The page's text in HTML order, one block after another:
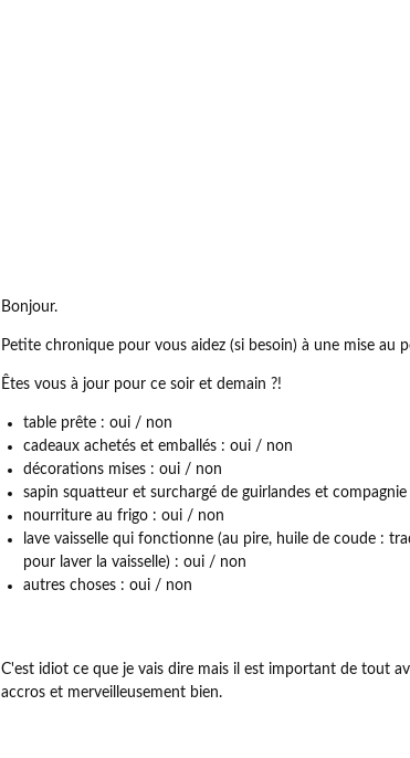
Bonjour.
Petite chronique pour vous aidez (si besoin) à une mise au
Êtes vous à jour pour ce soir et demain ?!
table prête : oui / non
cadeaux achetés et emballés : oui / non
décorations mises : oui / non
sapin squatteur et surchargé de guirlandes et
nourriture au frigo : oui / non
lave vaisselle qui fonctionne (au pire, huile de coude :
pour laver la vaisselle) : oui / non
autres choses : oui / non
C'est idiot ce que je vais dire mais il est important de tout
accros et merveilleusement bien.